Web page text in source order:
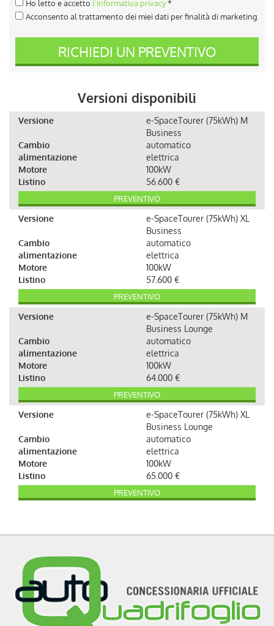
Ho letto e accetto l'informativa privacy*
Acconsento al trattamento dei miei dati per finalità di marketing
RICHIEDI UN PREVENTIVO
Versioni disponibili
Versione
e-SpaceTourer (75kWh) M
Business
Cambio
automatico
alimentazione
elettrica
Motore
100kW
Listino
56.600 €
PREVENTIVO
Versione
e-SpaceTourer (75kWh) XL
Business
Cambio
automatico
alimentazione
elettrica
Motore
100kW
Listino
57.600 €
PREVENTIVO
Versione
e-SpaceTourer (75kWh) M
Business Lounge
Cambio
automatico
alimentazione
elettrica
Motore
100kW
Listino
64.000 €
PREVENTIVO
Versione
e-SpaceTourer (75kWh) XL
Business Lounge
Cambio
automatico
alimentazione
elettrica
Motore
100kW
Listino
65.000 €
PREVENTIVO